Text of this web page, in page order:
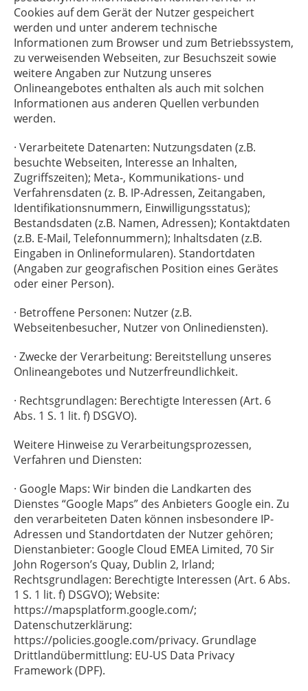
Cookies auf dem Gerät der Nutzer gespeichert
werden und unter anderem technische
Informationen zum Browser und zum Betriebssystem,
zu verweisenden Webseiten, zur Besuchszeit sowie
weitere Angaben zur Nutzung unseres
Onlineangebotes enthalten als auch mit solchen
Informationen aus anderen Quellen verbunden
werden.
· Verarbeitete Datenarten: Nutzungsdaten (z.B.
besuchte Webseiten, Interesse an Inhalten,
Zugriffszeiten); Meta-, Kommunikations- und
Verfahrensdaten (z. B. IP-Adressen, Zeitangaben,
Identifikationsnummern, Einwilligungsstatus);
Bestandsdaten (z.B. Namen, Adressen); Kontaktdaten
(z.B. E-Mail, Telefonnummern); Inhaltsdaten (z.B.
Eingaben in Onlineformularen). Standortdaten
(Angaben zur geografischen Position eines Gerätes
oder einer Person).
· Betroffene Personen: Nutzer (z.B.
Webseitenbesucher, Nutzer von Onlinediensten).
· Zwecke der Verarbeitung: Bereitstellung unseres
Onlineangebotes und Nutzerfreundlichkeit.
· Rechtsgrundlagen: Berechtigte Interessen (Art. 6
Abs. 1 S. 1 lit. f) DSGVO).
Weitere Hinweise zu Verarbeitungsprozessen,
Verfahren und Diensten:
· Google Maps: Wir binden die Landkarten des
Dienstes “Google Maps” des Anbieters Google ein. Zu
den verarbeiteten Daten können insbesondere IP-
Adressen und Standortdaten der Nutzer gehören;
Dienstanbieter: Google Cloud EMEA Limited, 70 Sir
John Rogerson’s Quay, Dublin 2, Irland;
Rechtsgrundlagen: Berechtigte Interessen (Art. 6 Abs.
1 S. 1 lit. f) DSGVO); Website:
https://mapsplatform.google.com/;
Datenschutzerklärung:
https://policies.google.com/privacy. Grundlage
Drittlandübermittlung: EU-US Data Privacy
Framework (DPF).